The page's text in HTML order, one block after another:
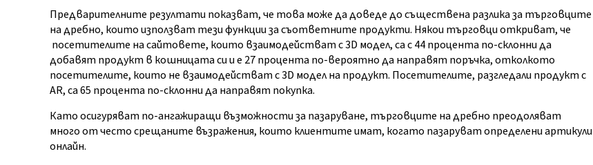
Предварителните резултати показват, че това може да доведе до съществена разлика за търговците
на дребно, които използват тези функции за съответните продукти. Някои търговци откриват, че
посетителите на сайтовете, които взаимодействат с 3D модел, са с 44 процента по-склонни да
добавят продукт в кошницата си и е 27 процента по-вероятно да направят поръчка, отколкото
посетителите, които не взаимодействат с 3D модел на продукт. Посетителите, разгледали продукт с
AR, са 65 процента по-склонни да направят покупка.
Като осигуряват по-ангажиращи възможности за пазаруване, търговците на дребно преодоляват
много от често срещаните възражения, които клиентите имат, когато пазаруват определени артикули
онлайн.